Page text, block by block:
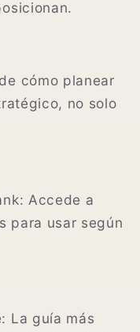
cómo planear
no solo
Accede a
para usar según
La guía más